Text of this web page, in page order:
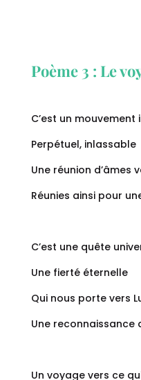
Poème 3 : Le
C’est un mouvement
Perpétuel, inlassable
Une réunion d’âmes
Réunies ainsi pour
C’est une quête
Une fierté éternelle
Qui nous porte vers
Une reconnaissance
Un voyage vers ce